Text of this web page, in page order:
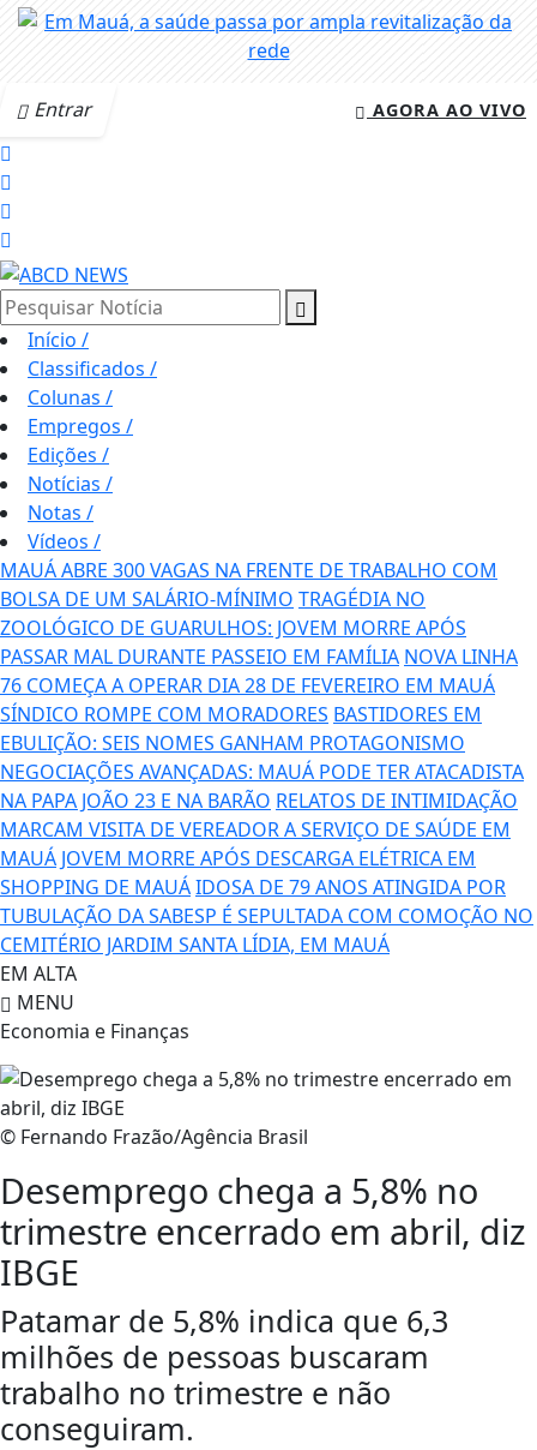
Entrar AGORA AO VIVO
Pesquisar Notícia
Início /
Classificados /
Colunas /
Empregos /
Edições /
Notícias /
Notas /
Vídeos /
MAUÁ ABRE 300 VAGAS NA FRENTE DE TRABALHO COM
BOLSA DE UM SALÁRIO-MÍNIMO TRAGÉDIA NO
ZOOLÓGICO DE GUARULHOS: JOVEM MORRE APÓS
PASSAR MAL DURANTE PASSEIO EM FAMÍLIA NOVA LINHA
76 COMEÇA A OPERAR DIA 28 DE FEVEREIRO EM MAUÁ
SÍNDICO ROMPE COM MORADORES BASTIDORES EM
EBULIÇÃO: SEIS NOMES GANHAM PROTAGONISMO
NEGOCIAÇÕES AVANÇADAS: MAUÁ PODE TER ATACADISTA
NA PAPA JOÃO 23 E NA BARÃO RELATOS DE INTIMIDAÇÃO
MARCAM VISITA DE VEREADOR A SERVIÇO DE SAÚDE EM
MAUÁ JOVEM MORRE APÓS DESCARGA ELÉTRICA EM
SHOPPING DE MAUÁIDOSA DE 79 ANOS ATINGIDA POR
TUBULAÇÃO DA SABESP É SEPULTADA COM COMOÇÃO NO
CEMITÉRIO JARDIM SANTA LÍDIA, EM MAUÁ
EM ALTA
MENU
Economia e Finanças
© Fernando Frazão/Agência Brasil
Desemprego chega a 5,8% no
trimestre encerrado em abril, diz
IBGE
Patamar de 5,8% indica que 6,3
milhões de pessoas buscaram
trabalho no trimestre e não
conseguiram.